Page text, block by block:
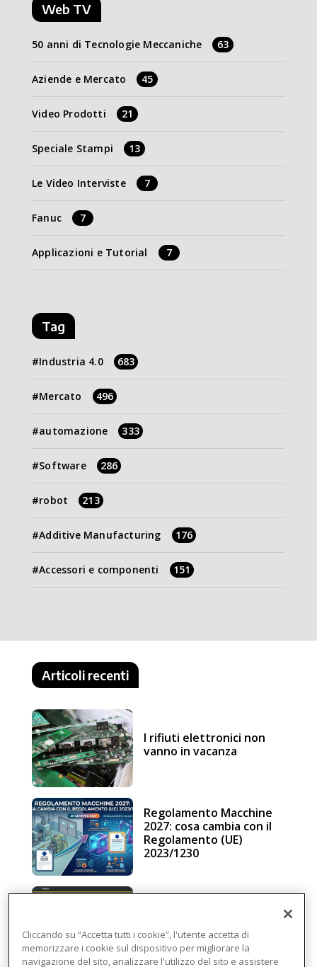
Web TV
50 anni di Tecnologie Meccaniche 63
Aziende e Mercato 45
Video Prodotti 21
Speciale Stampi 13
Le Video Interviste 7
Fanuc 7
Applicazioni e Tutorial 7
Tag
Industria 4.0 683
Mercato 496
automazione 333
Software 286
robot 213
Additive Manufacturing 176
Accessori e componenti 151
Articoli recenti
I rifiuti elettronici non
vanno in vacanza
Regolamento Macchine
2027: cosa cambia con il
Regolamento (UE)
2023/1230
intelligenza in cloud
Cliccando su “Accetta tutti i cookie”, l'utente accetta di
memorizzare i cookie sul dispositivo per migliorare la
navigazione del sito, analizzare l'utilizzo del sito e assistere